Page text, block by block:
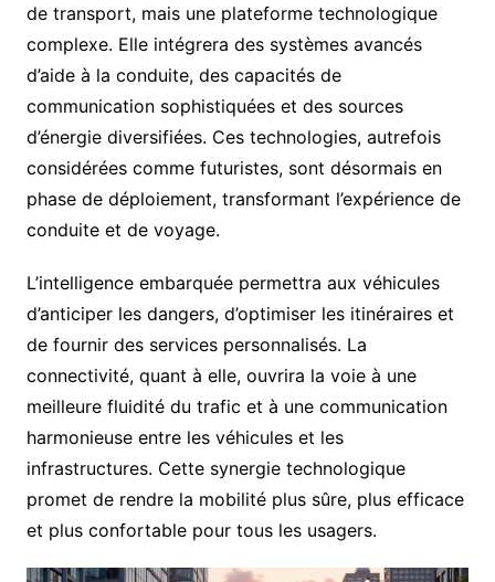
de transport, mais une plateforme technologique
complexe. Elle intégrera des systèmes avancés
d’aide à la conduite, des capacités de
communication sophistiquées et des sources
d’énergie diversifiées. Ces technologies, autrefois
considérées comme futuristes, sont désormais en
phase de déploiement, transformant l’expérience de
conduite et de voyage.
L’intelligence embarquée permettra aux véhicules
d’anticiper les dangers, d’optimiser les itinéraires et
de fournir des services personnalisés. La
connectivité, quant à elle, ouvrira la voie à une
meilleure fluidité du trafic et à une communication
harmonieuse entre les véhicules et les
infrastructures. Cette synergie technologique
promet de rendre la mobilité plus sûre, plus efficace
et plus confortable pour tous les usagers.